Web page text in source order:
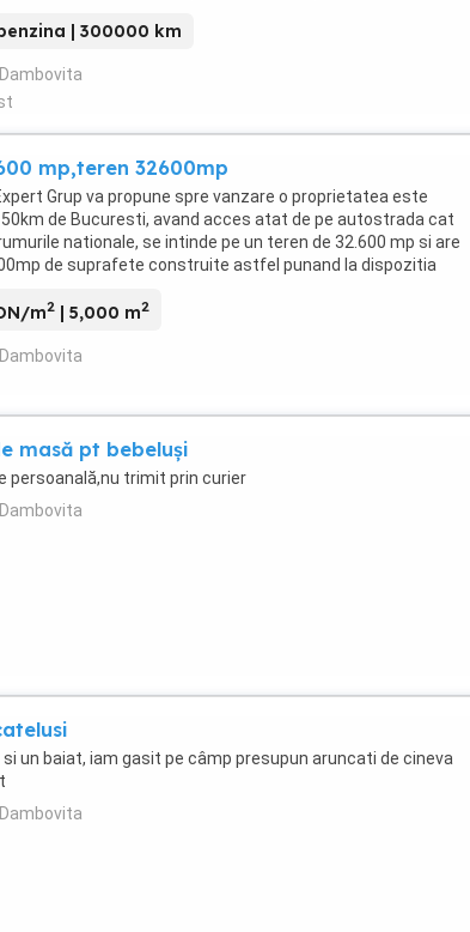
| 300000 km
mp,teren 32600mp
Grup va propune spre vanzare o proprietatea este
de Bucuresti, avand acces atat de pe autostrada cat
nationale, se intinde pe un teren de 32.600 mp si are
de suprafete construite astfel punand la dispozitia
m2 | 5,000 m2
masă pt bebeluși
persoanală,nu trimit prin curier
un baiat, iam gasit pe câmp presupun aruncati de cineva